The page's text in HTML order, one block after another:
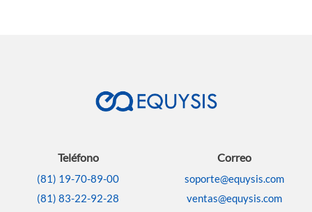
Teléfono
(81) 19-70-89-00
(81) 83-22-92-28
Correo
soporte@equysis.com
ventas@equysis.com